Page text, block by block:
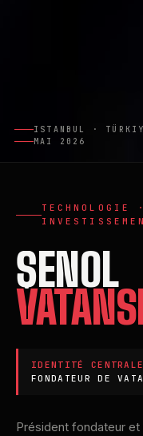
ISTANBUL ·
MAI 2026
ŞENOL
IDENTITÉ CENTRALE
FONDATEUR DE
Président fondateur